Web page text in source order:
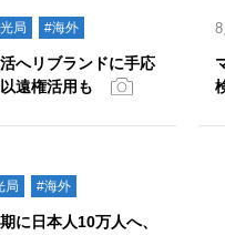
局 #海外
へリブランドに手応
遠権活用も
局 #海外
に日本人10万人へ、